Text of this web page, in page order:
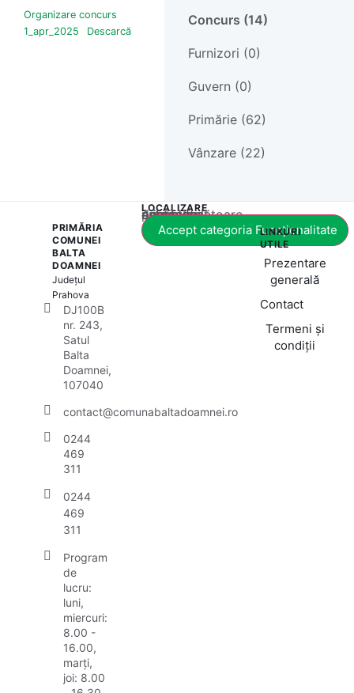
Organizare concurs
1_apr_2025
Descarcă
Concurs (14)
Furnizori (0)
Guvern (0)
Primărie (62)
Vânzare (22)
PRIMĂRIA
COMUNEI
BALTA
DOAMNEI
Județul
Prahova
DJ100B
nr. 243,
Satul
Balta
Doamnei,
107040
contact@comunabaltadoamnei.ro
0244
469
311
0244
469
311
Program
de
lucru:
luni,
miercuri:
8.00 -
16.00,
marți,
joi: 8.00
LOCALIZARE
Acest conținut este blocat până când acceptați categoria corespunzătoare de cookie-uri.
Accept categoria Funcționalitate
LINKURI
UTILE
Prezentare
generală
Contact
Termeni și
condiții